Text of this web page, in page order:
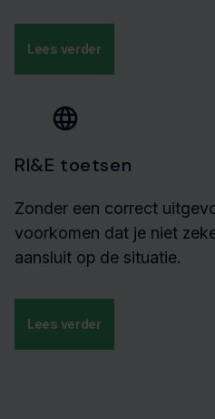
Lees verder
RI&E toetsen
Zonder een correct
voorkomen dat je niet
aansluit op de situatie.
Lees verder